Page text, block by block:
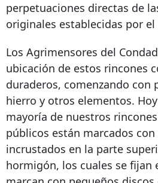
perpetuaciones directas de
originales establecidas por
Los Agrimensores del
ubicación de estos rincones
duraderos, comenzando con
hierro y otros elementos.
mayoría de nuestros
públicos están marcados
incrustados en la parte
hormigón, los cuales se fijan